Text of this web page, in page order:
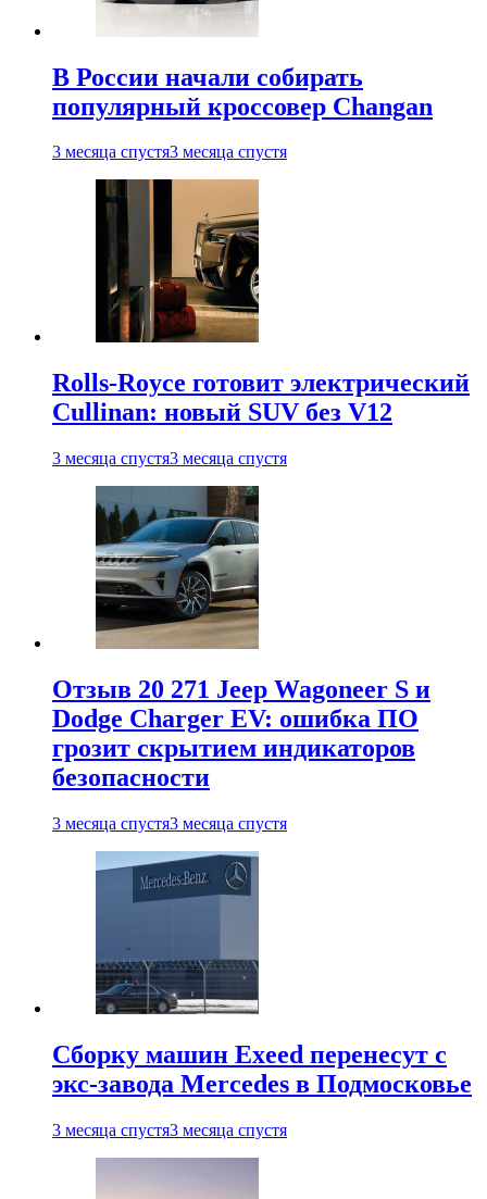
В России начали собирать
популярный кроссовер Changan
3 месяца спустя3 месяца спустя
Rolls-Royce готовит электрический
Cullinan: новый SUV без V12
3 месяца спустя3 месяца спустя
Отзыв 20 271 Jeep Wagoneer S и
Dodge Charger EV: ошибка ПО
грозит скрытием индикаторов
безопасности
3 месяца спустя3 месяца спустя
Сборку машин Exeed перенесут с
экс-завода Mercedes в Подмосковье
3 месяца спустя3 месяца спустя